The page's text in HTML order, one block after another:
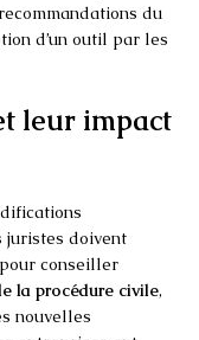
du
d’un outil par les
leur impact
juristes doivent
conseiller
la procédure civile,
nouvelles